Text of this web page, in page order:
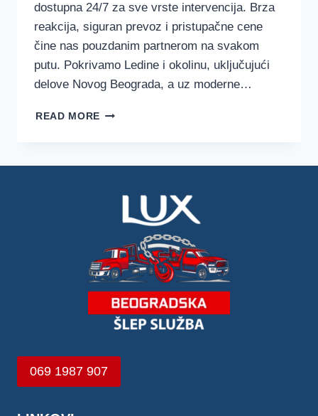
dostupna 24/7 za sve vrste intervencija. Brza
reakcija, siguran prevoz i pristupačne cene
čine nas pouzdanim partnerom na svakom
putu. Pokrivamo Ledine i okolinu, uključujući
delove Novog Beograda, a uz moderne…
READ MORE ŠLEP
069 1987 907